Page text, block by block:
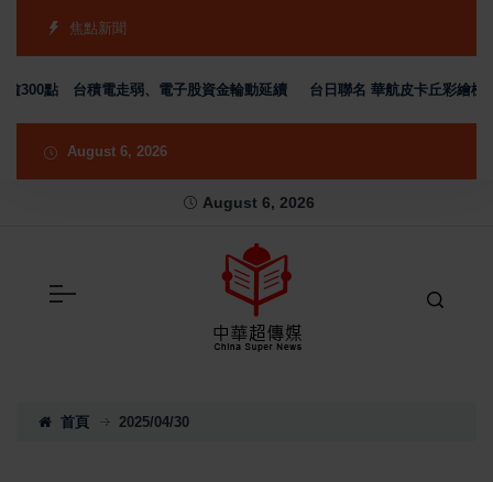
焦點新聞
點 台積電走弱、電子股資金輪動延續 台日聯名 華航皮卡丘彩繪機塗裝
August 6, 2026
August 6, 2026
首頁 2025/04/30